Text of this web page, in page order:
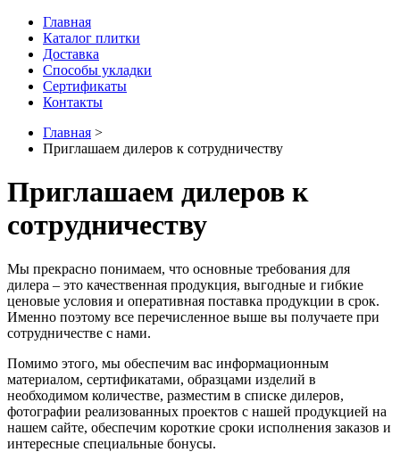
Главная
Каталог плитки
Доставка
Способы укладки
Сертификаты
Контакты
Главная >
Приглашаем дилеров к сотрудничеству
Приглашаем дилеров к
сотрудничеству
Мы прекрасно понимаем, что основные требования для
дилера – это качественная продукция, выгодные и гибкие
ценовые условия и оперативная поставка продукции в срок.
Именно поэтому все перечисленное выше вы получаете при
сотрудничестве с нами.
Помимо этого, мы обеспечим вас информационным
материалом, сертификатами, образцами изделий в
необходимом количестве, разместим в списке дилеров,
фотографии реализованных проектов с нашей продукцией на
нашем сайте, обеспечим короткие сроки исполнения заказов и
интересные специальные бонусы.